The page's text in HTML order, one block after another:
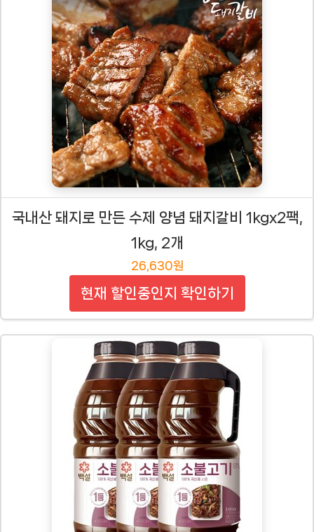
국내산 돼지로 만든 수제 양념 돼지갈비 1kgx2팩,
1kg, 2개
26,630원
현재 할인중인지 확인하기